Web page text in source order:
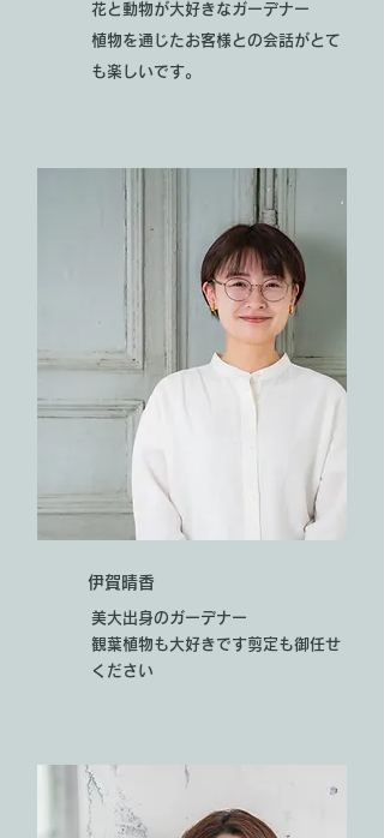
合、 2〜3cmの水で十分。 少なめの
方が花もちが良くなります。 🌡涼しい
場所に置くと長
花と動物が大好きなガーデナー
​植物を通じたお客様との会話がとて
も楽しいです。
​伊賀晴香
美大出身のガーデナー​
観葉植物も大好きです​剪定も御任せ
ください